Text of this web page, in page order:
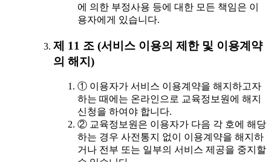
에 의한 부정사용 등에 대한 모든 책임은 이
용자에게 있습니다.
제 11 조 (서비스 이용의 제한 및 이용계약
의 해지)
① 이용자가 서비스 이용계약을 해지하고자
하는 때에는 온라인으로 교육정보원에 해지
신청을 하여야 합니다.
② 교육정보원은 이용자가 다음 각 호에 해당
하는 경우 사전통지 없이 이용계약을 해지하
거나 전부 또는 일부의 서비스 제공을 중지할